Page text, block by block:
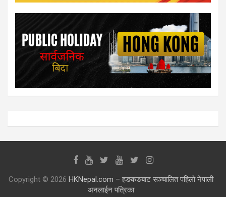
Copyright © 2026 HKNepal.com – हङकङबाट सञ्चालित पहिलो नेपाली
अनलाईन पत्रिका